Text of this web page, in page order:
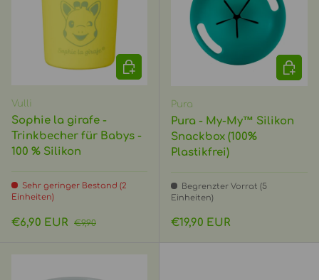
Vulli
Sophie la girafe -
Trinkbecher für Babys -
100 % Silikon
Sehr geringer Bestand (2
Einheiten)
Verkaufspreis
€6,90 EUR Normaler Preis
€9,90
OPTIONEN AUSWÄHLEN
Pura
Pura - My-My™ Silikon
Snackbox (100%
Plastikfrei)
Begrenzter Vorrat (5
Einheiten)
Normaler Preis
€19,90 EUR
IN DEN